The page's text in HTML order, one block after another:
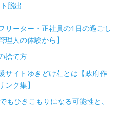
脱出
リーター・正社員の1日の過ごし
理人の体験から】
捨て方
サイトゆきどけ荘とは【政府作
ンク集】
もひきこもりになる可能性と、